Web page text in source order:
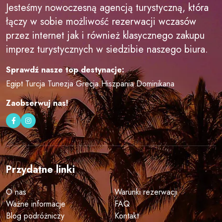
Jesteśmy nowoczesną agencją turystyczną, która
łączy w sobie możliwość rezerwacji wczasów
przez internet jak i również klasycznego zakupu
imprez turystycznych w siedzibie naszego biura.
Sprawdź nasze top destynacje:
Egipt Turcja Tunezja Grecja Hiszpania Dominikana
Zaobserwuj nas!
Przydatne linki
O nas
Warunki rezerwacji
Ważne informacje
FAQ
Blog podróżniczy
Kontakt